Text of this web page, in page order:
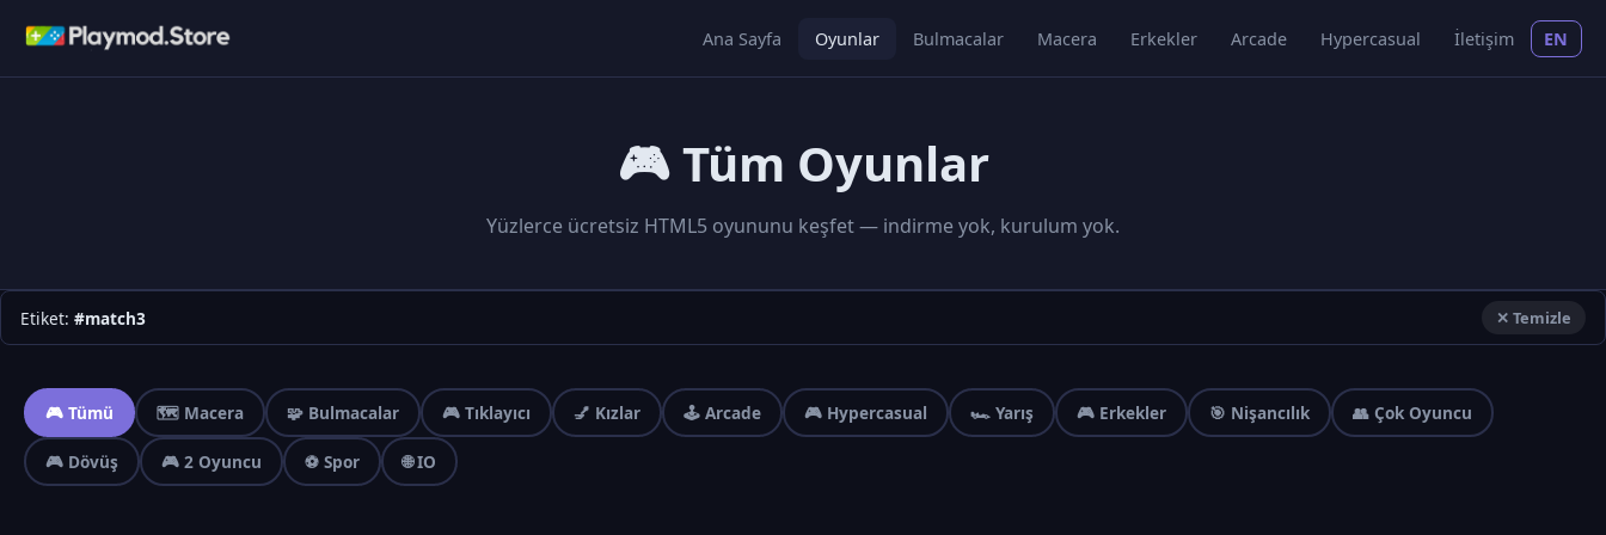
Ana Sayfa Oyunlar Bulmacalar Macera Erkekler Arcade Hypercasual İletişim EN
🎮 Tüm Oyunlar
Yüzlerce ücretsiz HTML5 oyununu keşfet — indirme yok, kurulum yok.
Etiket: #match3 ✕ Temizle
🎮 Tümü 🗺️ Macera 🧩 Bulmacalar 🎮 Tıklayıcı 💅 Kızlar 🕹️ Arcade 🎮 Hypercasual 🏎️ Yarış 🎮 Erkekler 🎯 Nişancılık 👥 Çok Oyuncu
🎮 Dövüş 🎮 2 Oyuncu ⚽ Spor 🌐 IO